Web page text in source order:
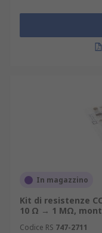
In magazzino
Kit di resistenze
10 Ω → 1 MΩ,
Codice RS 747-2711